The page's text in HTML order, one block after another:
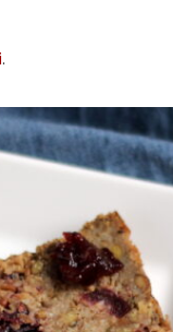
.